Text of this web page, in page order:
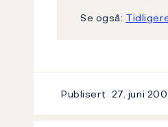
Se også:
Publisert 27. juni